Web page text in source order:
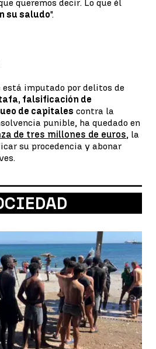
queremos decir. Lo que él
su saludo".
está imputado por delitos de
falsificación de
de capitales contra la
punible, ha quedado en
de tres millones de euros, la
su procedencia y abonar